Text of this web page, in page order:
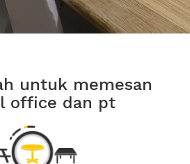
untuk memesan
office dan pt